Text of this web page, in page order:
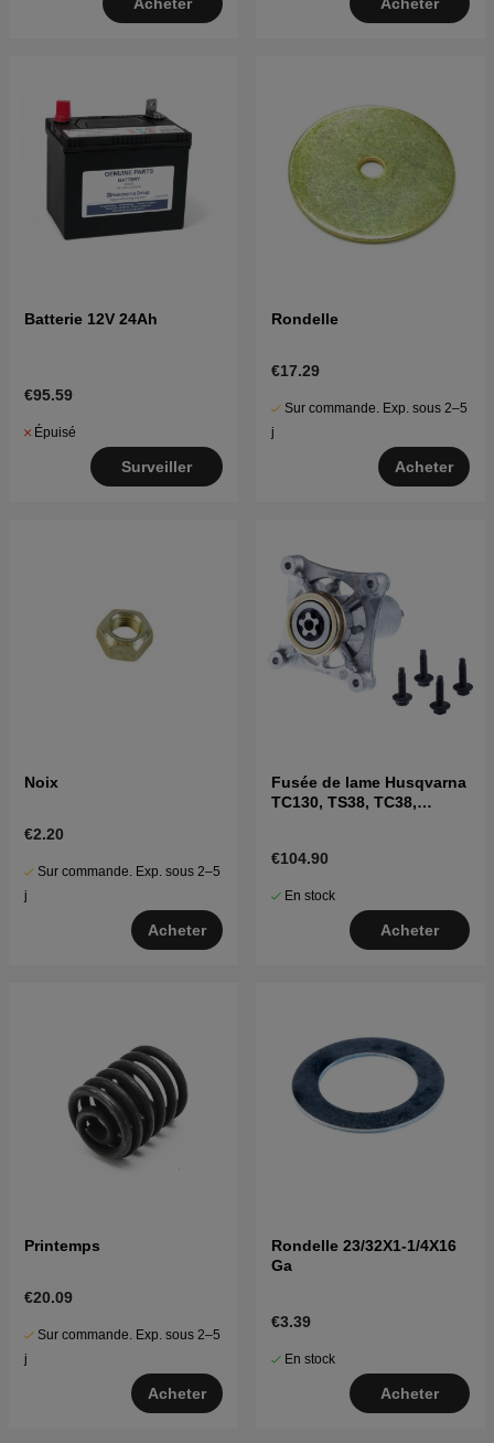
Acheter Acheter
Batterie 12V 24Ah
€95.59
Épuisé
Surveiller
Rondelle
€17.29
Sur commande. Exp. sous 2–5
j
Acheter
Noix
€2.20
Sur commande. Exp. sous 2–5
j
Acheter
Fusée de lame Husqvarna
TC130, TS38, TC38,
€104.90
En stock
Acheter
Printemps
€20.09
Sur commande. Exp. sous 2–5
j
Acheter
Rondelle 23/32X1-1/4X16
Ga
€3.39
En stock
Acheter